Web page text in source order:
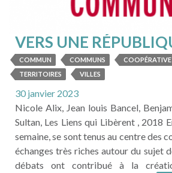
VERS UNE
BIENS COMMUNS
COMMUN COMMUNS COOPÉRATIVE
TERRITOIRES
VILLES
30 janvier 2023
Nicole Alix, Jean louis Bancel,
Sultan, Les Liens qui Libèrent , 2018
semaine, se sont tenus au centre des
échanges très riches autour du sujet
débats ont contribué à la